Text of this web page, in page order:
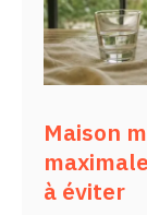
Maison
à éviter